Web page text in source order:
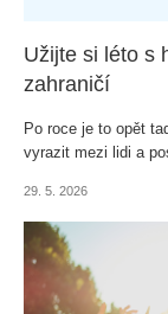
Užijte si léto s
zahraničí
Po roce je to opět
vyrazit mezi lidi a
měst, nočním
temperamentní
festivalové město
důvodů sbalit batoh
29. 5. 2026